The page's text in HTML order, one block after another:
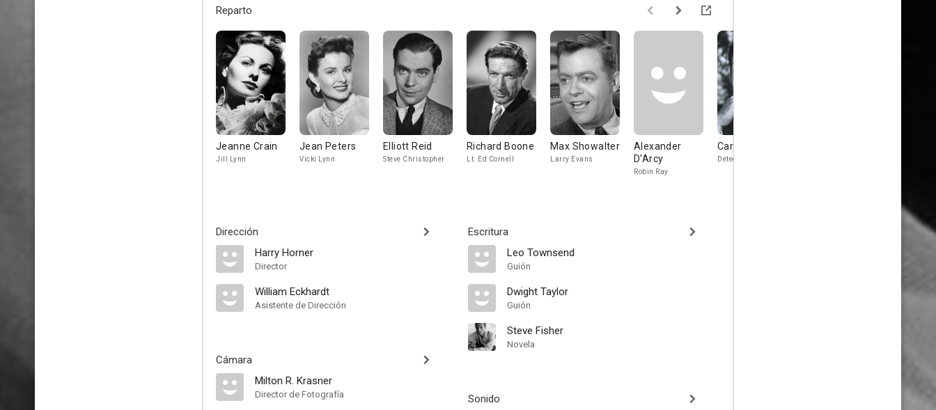
Reparto
Jeanne Crain
Jill Lynn
Jean Peters
Vicki Lynn
Elliott Reid
Steve Christopher
Richard Boone
Lt. Ed Cornell
Max Showalter
Larry Evans
Alexander
D'Arcy
Robin Ray
Carl Betz
Detective McDonald
Dirección
Harry Horner
Director
William Eckhardt
Asistente de Dirección
Cámara
Milton R. Krasner
Director de Fotografía
Escritura
Leo Townsend
Guión
Dwight Taylor
Guión
Steve Fisher
Novela
Sonido